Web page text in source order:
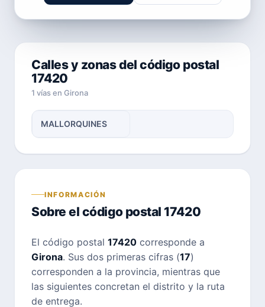
Calles y zonas del código postal
17420
1 vías en Girona
MALLORQUINES
INFORMACIÓN
Sobre el código postal 17420
El código postal 17420 corresponde a
Girona. Sus dos primeras cifras (17)
corresponden a la provincia, mientras que
las siguientes concretan el distrito y la ruta
de entrega.